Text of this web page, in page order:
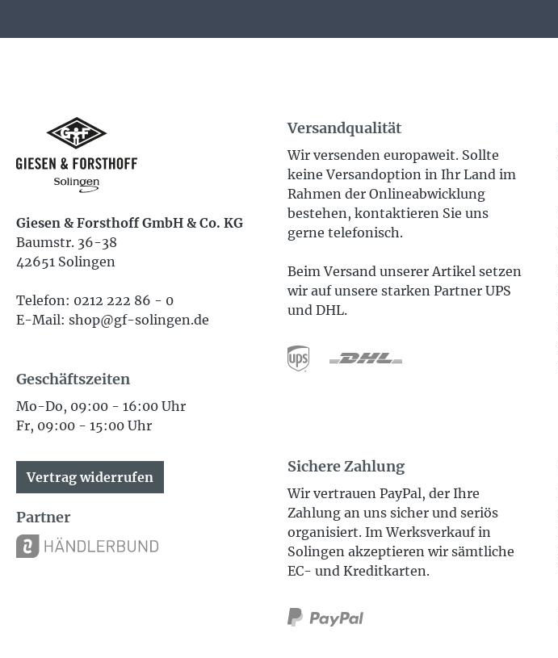
Giesen & Forsthoff GmbH & Co. KG
Baumstr. 36-38
42651 Solingen
Telefon: 0212 222 86 - 0
E-Mail: shop@gf-solingen.de
Geschäftszeiten
Mo-Do, 09:00 - 16:00 Uhr
Fr, 09:00 - 15:00 Uhr
Vertrag widerrufen
Partner
Versandqualität
Wir versenden europaweit. Sollte
keine Versandoption in Ihr Land im
Rahmen der Onlineabwicklung
bestehen, kontaktieren Sie uns
gerne telefonisch.
Beim Versand unserer Artikel setzen
wir auf unsere starken Partner UPS
und DHL.
Sichere Zahlung
Wir vertrauen PayPal, der Ihre
Zahlung an uns sicher und seriös
organisiert. Im Werksverkauf in
Solingen akzeptieren wir sämtliche
EC- und Kreditkarten.